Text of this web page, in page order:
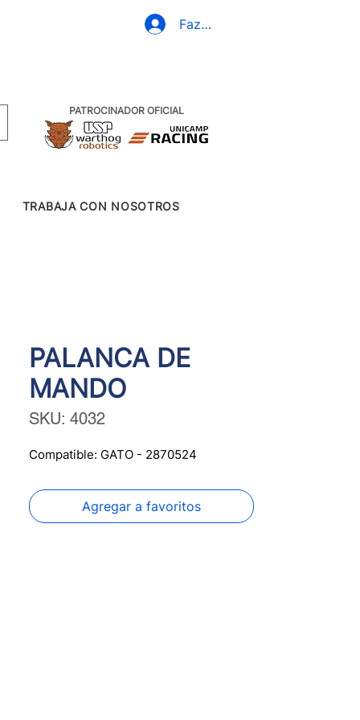
Fazer Login
PATROCINADOR OFICIAL
TRABAJA CON NOSOTROS
PALANCA DE
MANDO
SKU: 4032
Compatible: GATO - 2870524
Agregar a favoritos